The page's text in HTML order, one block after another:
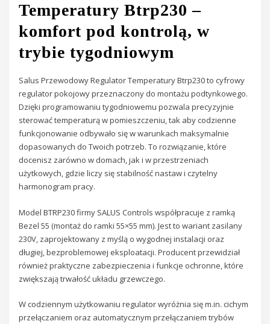
Temperatury Btrp230 –
komfort pod kontrolą, w
trybie tygodniowym
Salus Przewodowy Regulator Temperatury Btrp230 to cyfrowy
regulator pokojowy przeznaczony do montażu podtynkowego.
Dzięki programowaniu tygodniowemu pozwala precyzyjnie
sterować temperaturą w pomieszczeniu, tak aby codzienne
funkcjonowanie odbywało się w warunkach maksymalnie
dopasowanych do Twoich potrzeb. To rozwiązanie, które
docenisz zarówno w domach, jak i w przestrzeniach
użytkowych, gdzie liczy się stabilność nastaw i czytelny
harmonogram pracy.
Model BTRP230 firmy SALUS Controls współpracuje z ramką
Bezel 55 (montaż do ramki 55×55 mm). Jest to wariant zasilany
230V, zaprojektowany z myślą o wygodnej instalacji oraz
długiej, bezproblemowej eksploatacji. Producent przewidział
również praktyczne zabezpieczenia i funkcje ochronne, które
zwiększają trwałość układu grzewczego.
W codziennym użytkowaniu regulator wyróżnia się m.in. cichym
przełączaniem oraz automatycznym przełączaniem trybów